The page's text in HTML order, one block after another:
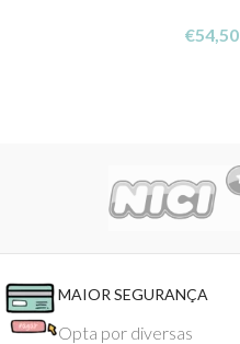
€54,50
MAIOR SEGURANÇA
Opta por diversas